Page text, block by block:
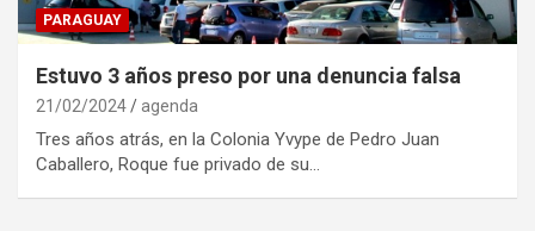
PARAGUAY
Estuvo 3 años preso por una denuncia falsa
21/02/2024 agenda
Tres años atrás, en la Colonia Yvype de Pedro Juan
Caballero, Roque fue privado de su…